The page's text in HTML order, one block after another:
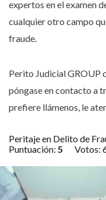
expertos en el examen
cualquier otro campo
fraude.
Perito Judicial GROUP
póngase en contacto a
prefiere llámenos, le
Peritaje en Delito de
Puntuación: 5 Votos: